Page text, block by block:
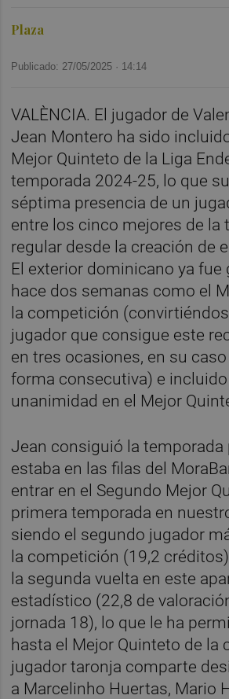
Plaza
Publicado: 27/05/2025 · 14:14
VALÈNCIA. El jugador de
Jean Montero ha sido
Mejor Quinteto de la Liga
temporada 2024-25, lo que
séptima presencia de un
entre los cinco mejores de la
regular desde la creación de
El exterior dominicano ya fue
hace dos semanas como el
la competición
jugador que consigue este
en tres ocasiones, en su
forma consecutiva) e
unanimidad en el Mejor
Jean consiguió la temporada
estaba en las filas del
entrar en el Segundo Mejor
primera temporada en
siendo el segundo jugador
la competición (19,2
la segunda vuelta en este
estadístico (22,8 de
jornada 18), lo que le ha
hasta el Mejor Quinteto de la
jugador taronja comparte
a Marcelinho Huertas, Mario